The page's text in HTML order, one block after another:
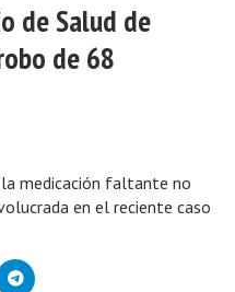
de Salud de
de 68
medicación faltante no
en el reciente caso